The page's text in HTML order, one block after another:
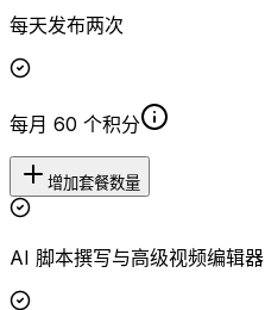
每天发布两次
每月 60 个积分
增加套餐数量
AI 脚本撰写与高级视频编辑器